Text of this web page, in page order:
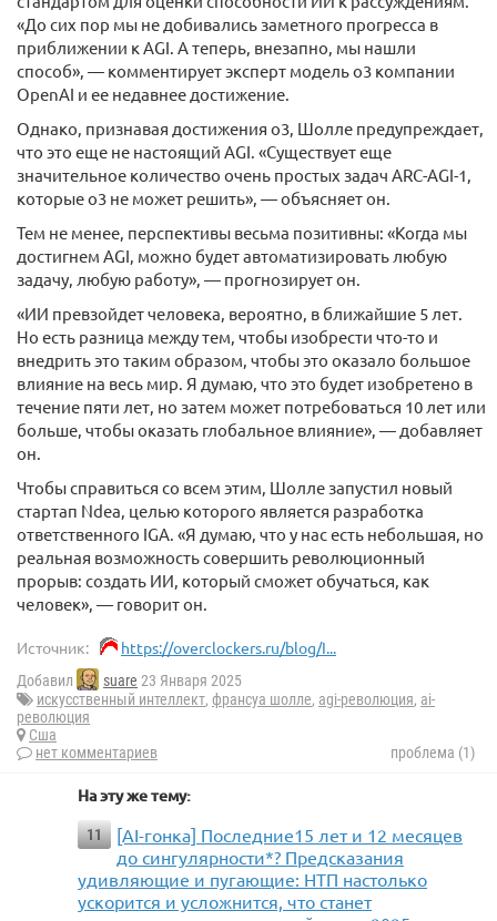
«До сих пор мы не добивались заметного прогресса в
приближении к AGI. А теперь, внезапно, мы нашли
способ», — комментирует эксперт модель o3 компании
OpenAI и ее недавнее достижение.
Однако, признавая достижения o3, Шолле предупреждает,
что это еще не настоящий AGI. «Существует еще
значительное количество очень простых задач ARC-AGI-1,
которые o3 не может решить», — объясняет он.
Тем не менее, перспективы весьма позитивны: «Когда мы
достигнем AGI, можно будет автоматизировать любую
задачу, любую работу», — прогнозирует он.
«ИИ превзойдет человека, вероятно, в ближайшие 5 лет.
Но есть разница между тем, чтобы изобрести что-то и
внедрить это таким образом, чтобы это оказало большое
влияние на весь мир. Я думаю, что это будет изобретено в
течение пяти лет, но затем может потребоваться 10 лет или
больше, чтобы оказать глобальное влияние», — добавляет
он.
Чтобы справиться со всем этим, Шолле запустил новый
стартап Ndea, целью которого является разработка
ответственного IGA. «Я думаю, что у нас есть небольшая, но
реальная возможность совершить революционный
прорыв: создать ИИ, который сможет обучаться, как
человек», — говорит он.
Источник: https://overclockers.ru/blog/I...
Добавил suare 23 Января 2025
искусственный интеллект, франсуа шолле, agi-революция, ai-
революция
Сша
нет комментариев
проблема (1)
На эту же тему:
11
[AI-гонка] Последние15 лет и 12 месяцев
до сингулярности*? Предсказания
удивляющие и пугающие: НТП настолько
ускорится и усложнится, что станет